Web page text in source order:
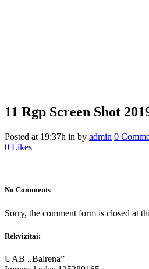
11 Rgp Screen Shot
Posted at 19:37h in by admin 0
0 Likes
No Comments
Sorry, the comment form is closed at
Rekvizitai:
UAB ,,Balrena”